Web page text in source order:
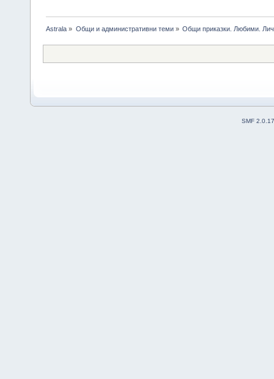
Astrala » Общи и административни теми» Общи приказки. Любими.
SMF 2.0.17